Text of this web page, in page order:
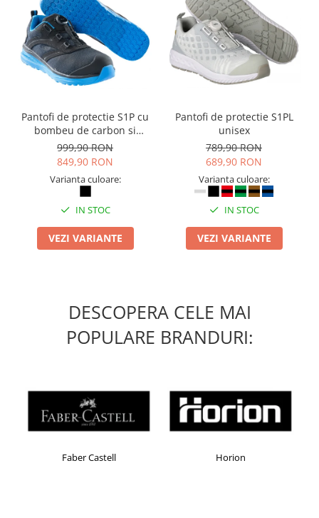
Pantofi de protectie S1P cu
bombeu de carbon si
inchidere BOAÂ® Fit
999,90 RON
849,90 RON
Varianta culoare:
IN STOC
VEZI VARIANTE
Pantofi de protectie S1PL
unisex
789,90 RON
689,90 RON
Varianta culoare:
IN STOC
VEZI VARIANTE
DESCOPERA CELE MAI
POPULARE BRANDURI:
Faber Castell